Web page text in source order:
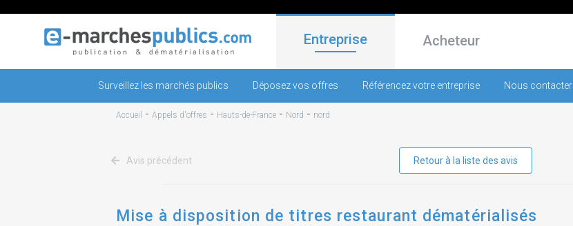
Entreprise Acheteur
Surveillez les marchés publics Déposez vos offres Référencez votre entreprise Nous contacter
Accueil - Appels d'offres - Hauts-de-France - Nord - nord
Avis précédent Retour à la liste des avis
Mise à disposition de titres restaurant dématérialisés